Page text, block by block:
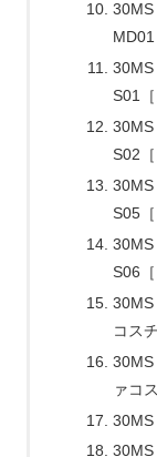
30MS
MD01
30MS
S01［
30MS
S02［
30MS
S05［
30MS
S06［
30MS
コス
30MS
ァコ
30MS
30MS